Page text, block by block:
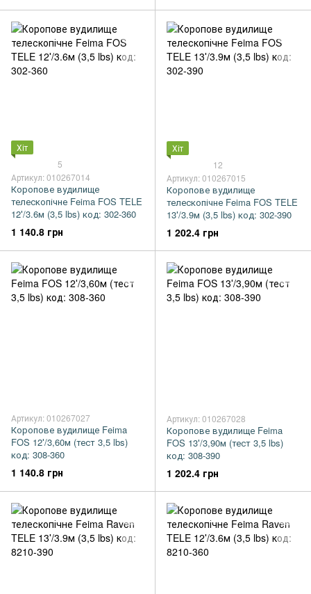
Хіт
5
Артикул: 010267014
Коропове вудилище
телескопічне Feima FOS TELE
12′/3.6м (3,5 lbs) код: 302-360
1 140.8 грн
Хіт
12
Артикул: 010267015
Коропове вудилище
телескопічне Feima FOS TELE
13′/3.9м (3,5 lbs) код: 302-390
1 202.4 грн
Артикул: 010267027
Коропове вудилище Feima
FOS 12′/3,60м (тест 3,5 lbs)
код: 308-360
1 140.8 грн
Артикул: 010267028
Коропове вудилище Feima
FOS 13′/3,90м (тест 3,5 lbs)
код: 308-390
1 202.4 грн